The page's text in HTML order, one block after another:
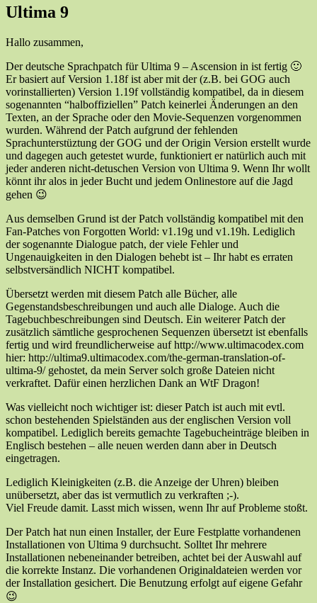
Ultima 9
Hallo zusammen,
Der deutsche Sprachpatch für Ultima 9 – Ascension in ist fertig 🙂
Er basiert auf Version 1.18f ist aber mit der (z.B. bei GOG auch
vorinstallierten) Version 1.19f vollständig kompatibel, da in diesem
sogenannten “halboffiziellen” Patch keinerlei Änderungen an den
Texten, an der Sprache oder den Movie-Sequenzen vorgenommen
wurden. Während der Patch aufgrund der fehlenden
Sprachunterstüztung der GOG und der Origin Version erstellt wurde
und dagegen auch getestet wurde, funktioniert er natürlich auch mit
jeder anderen nicht-detuschen Version von Ultima 9. Wenn Ihr wollt
könnt ihr alos in jeder Bucht und jedem Onlinestore auf die Jagd
gehen 😉
Aus demselben Grund ist der Patch vollständig kompatibel mit den
Fan-Patches von Forgotten World: v1.19g und v1.19h. Lediglich
der sogenannte Dialogue patch, der viele Fehler und
Ungenauigkeiten in den Dialogen behebt ist – Ihr habt es erraten
selbstversändlich NICHT kompatibel.
Übersetzt werden mit diesem Patch alle Bücher, alle
Gegenstandsbeschreibungen und auch alle Dialoge. Auch die
Tagebuchbeschreibungen sind Deutsch. Ein weiterer Patch der
zusätzlich sämtliche gesprochenen Sequenzen übersetzt ist ebenfalls
fertig und wird freundlicherweise auf http://www.ultimacodex.com
hier: http://ultima9.ultimacodex.com/the-german-translation-of-
ultima-9/ gehostet, da mein Server solch große Dateien nicht
verkraftet. Dafür einen herzlichen Dank an WtF Dragon!
Was vielleicht noch wichtiger ist: dieser Patch ist auch mit evtl.
schon bestehenden Spielständen aus der englischen Version voll
kompatibel. Lediglich bereits gemachte Tagebucheinträge bleiben in
Englisch bestehen – alle neuen werden dann aber in Deutsch
eingetragen.
Lediglich Kleinigkeiten (z.B. die Anzeige der Uhren) bleiben
unübersetzt, aber das ist vermutlich zu verkraften ;-).
Viel Freude damit. Lasst mich wissen, wenn Ihr auf Probleme stoßt.
Der Patch hat nun einen Installer, der Eure Festplatte vorhandenen
Installationen von Ultima 9 durchsucht. Solltet Ihr mehrere
Installationen nebeneinander betreiben, achtet bei der Auswahl auf
die korrekte Instanz. Die vorhandenen Originaldateien werden vor
der Installation gesichert. Die Benutzung erfolgt auf eigene Gefahr
😉